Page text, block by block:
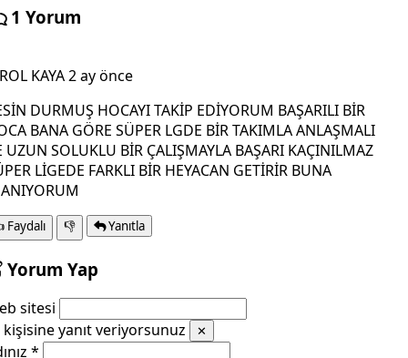
1 Yorum
KAYA2 ay önce
DURMUŞ HOCAYI TAKİP EDİYORUM BAŞARILI BİR
BANA GÖRE SÜPER LGDE BİR TAKIMLA ANLAŞMALI
UZUN SOLUKLU BİR ÇALIŞMAYLA BAŞARI KAÇINILMAZ
LİGEDE FARKLI BİR HEYACAN GETİRİR BUNA
Faydalı 👎 Yanıtla
Yorum Yap
sitesi
kişisine yanıt veriyorsunuz
✕
*